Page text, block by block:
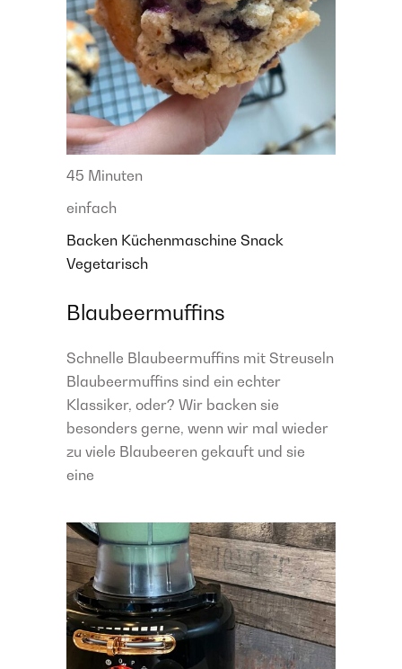
45 Minuten
einfach
Backen Küchenmaschine Snack
Vegetarisch
Blaubeermuffins
Schnelle Blaubeermuffins mit Streuseln
Blaubeermuffins sind ein echter
Klassiker, oder? Wir backen sie
besonders gerne, wenn wir mal wieder
zu viele Blaubeeren gekauft und sie
eine